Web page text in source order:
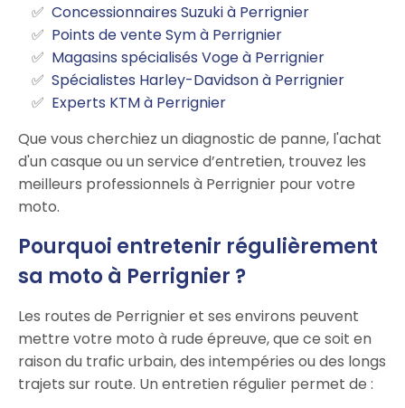
Concessionnaires Suzuki à Perrignier
Points de vente Sym à Perrignier
Magasins spécialisés Voge à Perrignier
Spécialistes Harley-Davidson à Perrignier
Experts KTM à Perrignier
Que vous cherchiez un diagnostic de panne, l'achat
d'un casque ou un service d’entretien, trouvez les
meilleurs professionnels à Perrignier pour votre
moto.
Pourquoi entretenir régulièrement
sa moto à Perrignier ?
Les routes de Perrignier et ses environs peuvent
mettre votre moto à rude épreuve, que ce soit en
raison du trafic urbain, des intempéries ou des longs
trajets sur route. Un entretien régulier permet de :